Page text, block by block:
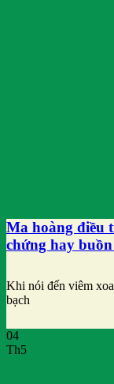
Ma hoàng điều
chứng hay
Khi nói đến viêm
bạch
04
Th5